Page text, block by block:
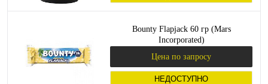
Bounty Flapjack 60 гр (Mars
Incorporated)
Цена по запросу
НЕДОСТУПНО